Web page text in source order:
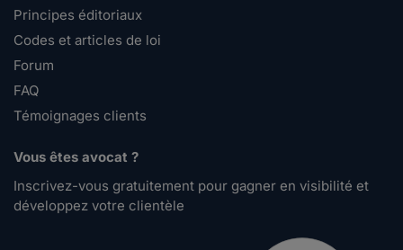
Principes éditoriaux
Codes et articles de loi
Forum
FAQ
Témoignages clients
Vous êtes avocat ?
Inscrivez-vous gratuitement pour gagner en visibilité et
développez votre clientèle